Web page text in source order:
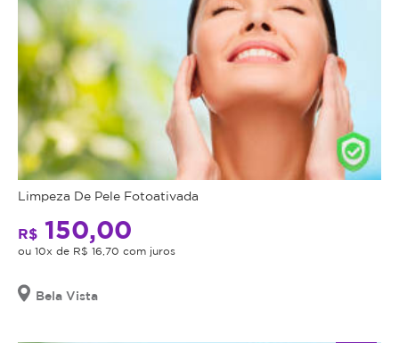
Limpeza De Pele Fotoativada
R$ 150,00
ou 10x de R$ 16,70 com juros
Bela Vista